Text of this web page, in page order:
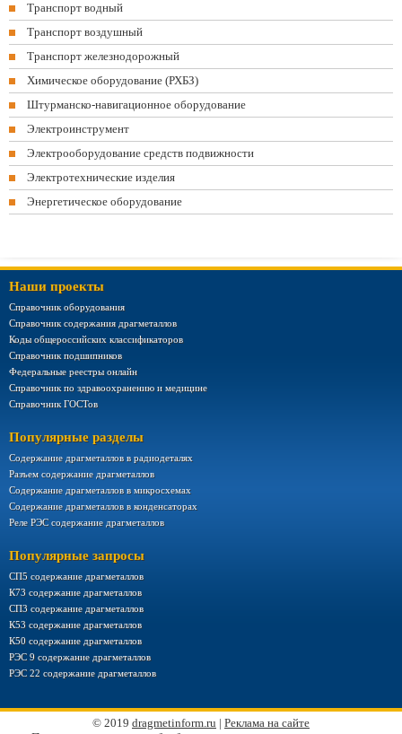
Транспорт водный
Транспорт воздушный
Транспорт железнодорожный
Химическое оборудование (РХБЗ)
Штурманско-навигационное оборудование
Электроинструмент
Электрооборудование средств подвижности
Электротехнические изделия
Энергетическое оборудование
Наши проекты
Справочник оборудования
Справочник содержания драгметаллов
Коды общероссийских классификаторов
Справочник подшипников
Федеральные реестры онлайн
Справочник по здравоохранению и медицине
Справочник ГОСТов
Популярные разделы
Содержание драгметаллов в радиодеталях
Разъем содержание драгметаллов
Содержание драгметаллов в микросхемах
Содержание драгметаллов в конденсаторах
Реле РЭС содержание драгметаллов
Популярные запросы
СП5 содержание драгметаллов
К73 содержание драгметаллов
СП3 содержание драгметаллов
К53 содержание драгметаллов
К50 содержание драгметаллов
РЭС 9 содержание драгметаллов
РЭС 22 содержание драгметаллов
© 2019 dragmetinform.ru | Реклама на сайте